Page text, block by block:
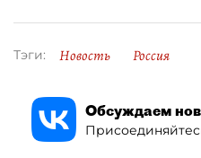
Тэги: Новость Россия
Обсуждаем